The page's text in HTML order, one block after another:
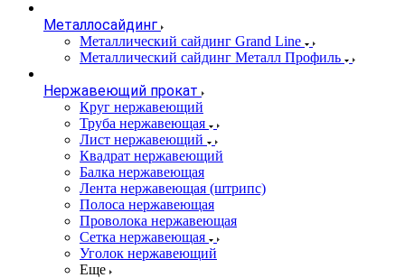
Металлосайдинг
Металлический сайдинг Grand Line
Металлический сайдинг Металл Профиль
Нержавеющий прокат
Круг нержавеющий
Труба нержавеющая
Лист нержавеющий
Квадрат нержавеющий
Балка нержавеющая
Лента нержавеющая (штрипс)
Полоса нержавеющая
Проволока нержавеющая
Сетка нержавеющая
Уголок нержавеющий
Еще